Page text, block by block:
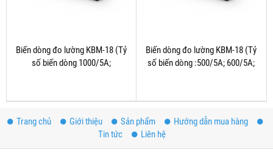
Biến dòng đo lường KBM-18 (Tỷ
số biến dòng 1000/5A;
Biến dòng đo lường KBM-18 (Tỷ
số biến dòng :500/5A; 600/5A;
Trang chủ Giới thiệu Sản phẩm
Hướng dẫn mua hàng
Tin tức
Liên hệ